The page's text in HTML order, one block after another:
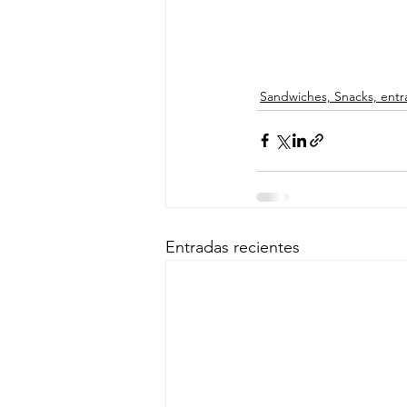
Sandwiches, Snacks,
Entradas recientes